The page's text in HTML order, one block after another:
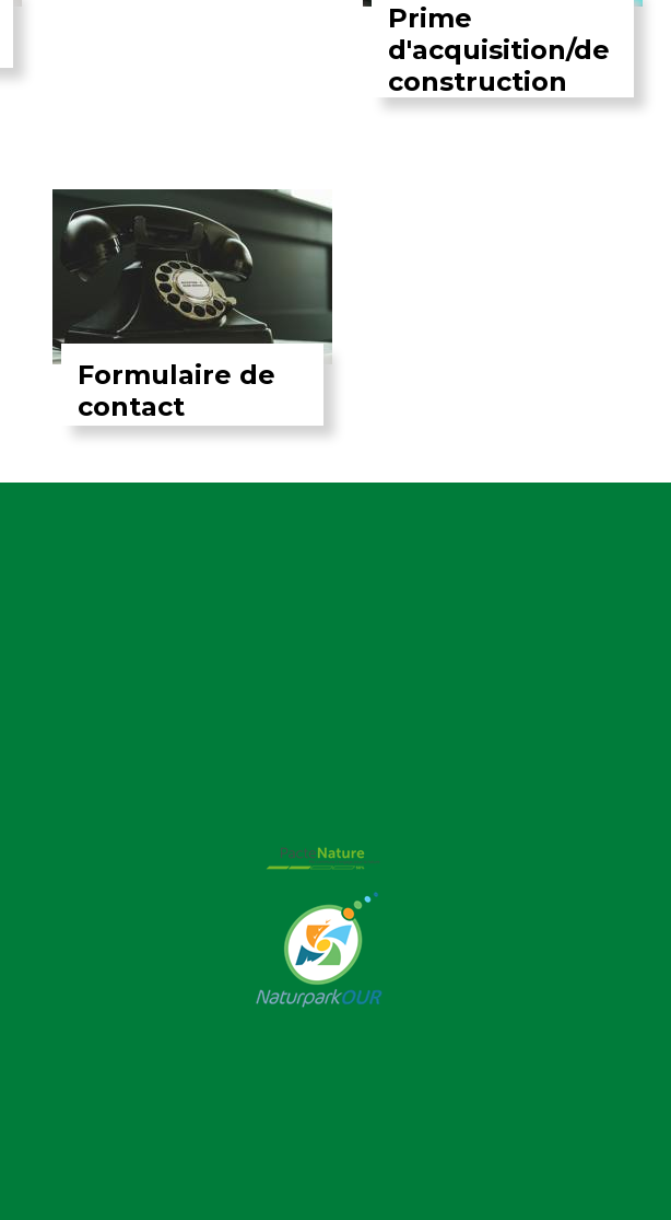
Prime
d'acquisition/de
construction
Formulaire de
contact